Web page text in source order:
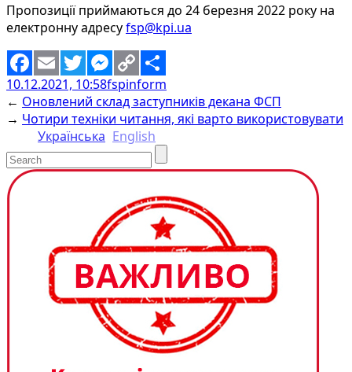
Пропозиції приймаються до 24 березня 2022 року на
електронну адресуfsp@kpi.ua
Facebook
EmailTwitterMessenger
Copy
Link
Share
10.12.2021, 10:58fspinform
← Оновлений склад заступників декана ФСП
→ Чотири техніки читання, які варто використовувати
Українська English